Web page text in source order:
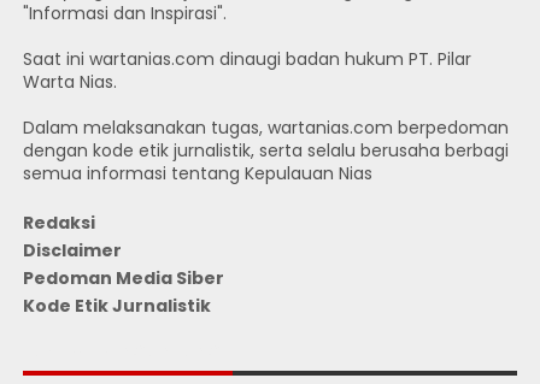
"Informasi dan Inspirasi".
Saat ini wartanias.com dinaugi badan hukum PT. Pilar
Warta Nias.
Dalam melaksanakan tugas, wartanias.com berpedoman
dengan kode etik jurnalistik, serta selalu berusaha berbagi
semua informasi tentang Kepulauan Nias
Redaksi
Disclaimer
Pedoman Media Siber
Kode Etik Jurnalistik